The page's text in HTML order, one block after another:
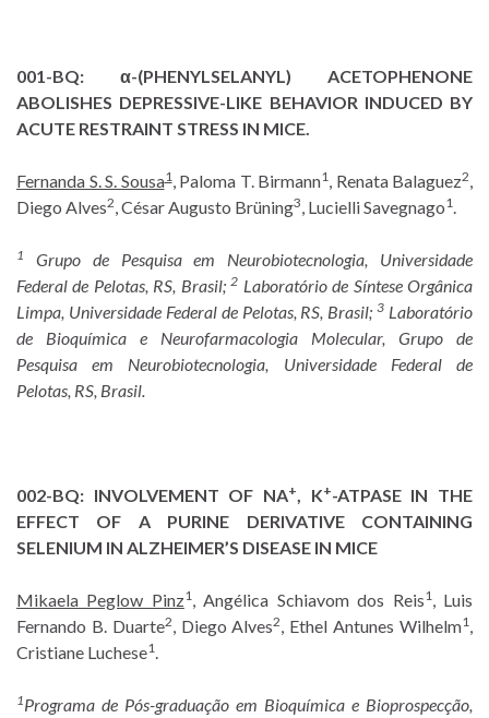
001-BQ: α-(PHENYLSELANYL) ACETOPHENONE
ABOLISHES DEPRESSIVE-LIKE BEHAVIOR INDUCED BY
ACUTE RESTRAINT STRESS IN MICE.
Fernanda S. S. Sousa1, Paloma T. Birmann1 , Renata Balaguez2
Diego Alves2 , César Augusto Brüning3 , Lucielli Savegnago1
1
Grupo de Pesquisa em Neurobiotecnologia, Universidade
Federal de Pelotas, RS, Brasil;2 Laboratório de Síntese Orgânica
Limpa, Universidade Federal de Pelotas, RS, Brasil;3 Laboratório
de Bioquímica e Neurofarmacologia Molecular, Grupo de
Pesquisa em Neurobiotecnologia, Universidade Federal de
Pelotas, RS, Brasil.
002-BQ: INVOLVEMENT OF NA+ , K+-ATPASE IN THE
EFFECT OF A PURINE DERIVATIVE CONTAINING
SELENIUM IN ALZHEIMER’S DISEASE IN MICE
Mikaela Peglow Pinz1, Angélica Schiavom dos Reis1, Luis
Fernando B. Duarte2 , Diego Alves2 , Ethel Antunes Wilhelm1
Cristiane Luchese1
1Programa de Pós-graduação em Bioquímica e Bioprospecção,